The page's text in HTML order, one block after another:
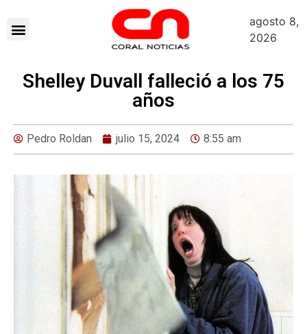
agosto 8,
2026
Shelley Duvall falleció a los 75
años
Pedro Roldan julio 15, 2024 8:55 am